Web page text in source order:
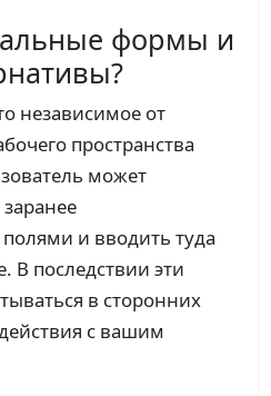
формы и
независимое от
пространства
может
и вводить туда
последствии эти
в сторонних
с вашим